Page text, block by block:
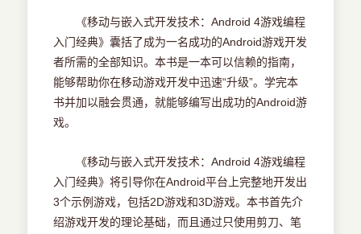
《移动与嵌入式开发技术：Android 4游戏编程
入门经典》囊括了成为一名成功的Android游戏开发
者所需的全部知识。本书是一本可以信赖的指南，
能够帮助你在移动游戏开发中迅速“升级”。学完本
书并加以融会贯通，就能够编写出成功的Android游
戏。
《移动与嵌入式开发技术：Android 4游戏编程
入门经典》将引导你在Android平台上完整地开发出
3个示例游戏，包括2D游戏和3D游戏。本书首先介
绍游戏开发的理论基础，而且通过只使用剪刀、笔